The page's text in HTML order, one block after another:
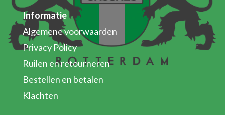
Informatie
Algemene voorwaarden
Privacy Policy
Ruilen en retourneren
Bestellen en betalen
Klachten